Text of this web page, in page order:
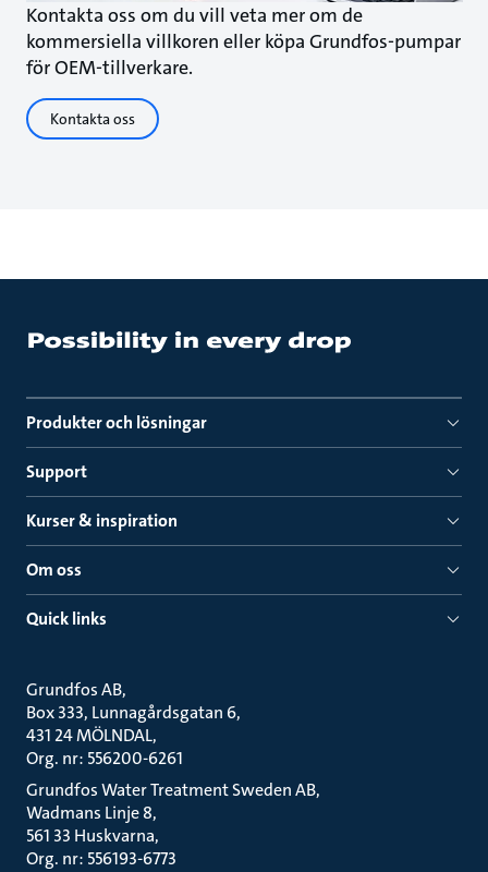
Kontakta oss om du vill veta mer om de
kommersiella villkoren eller köpa Grundfos-pumpar
för OEM-tillverkare.
Kontakta oss
Produkter och lösningar
Support
Kurser & inspiration
Om oss
Quick links
Grundfos AB
Box 333, Lunnagårdsgatan 6
431 24 MÖLNDAL
Org. nr: 556200-6261
Grundfos Water Treatment Sweden AB
Wadmans Linje 8
561 33 Huskvarna
Org. nr: 556193-6773